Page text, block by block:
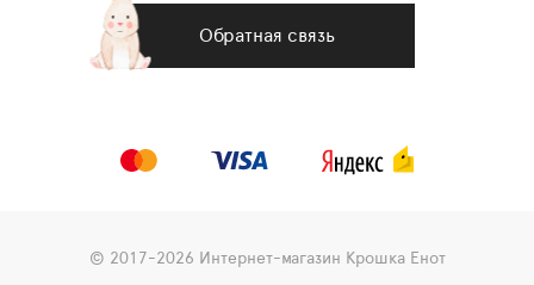
Обратная связь
© 2017-2026 Интернет-магазин Крошка Енот